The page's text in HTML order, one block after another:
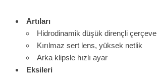
Artıları
Hidrodinamik düşük dirençli çerçeve
Kırılmaz sert lens, yüksek netlik
Arka klipsle hızlı ayar
Eksileri